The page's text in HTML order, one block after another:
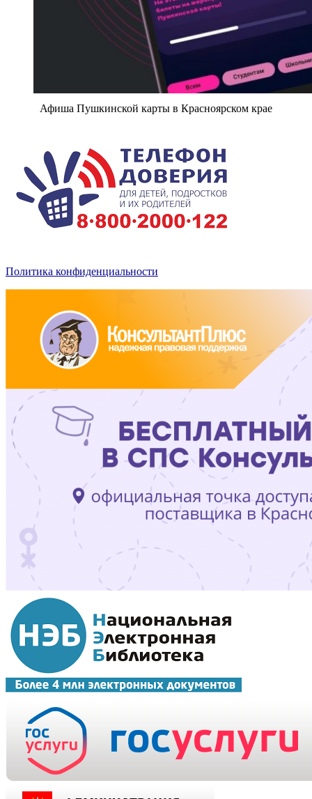
Афиша Пушкинской карты в Красноярском крае
Политика конфиденциальности